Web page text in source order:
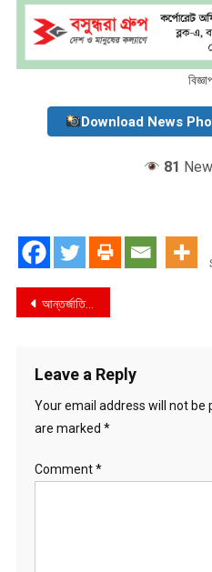
Download News
81
Post
আন্তর্জাতিক বানিজ্য মেলায় ভোক্তা অধিদপ্তরের মনিটরিং
Leave a Reply
Your email address will not be
are marked *
Comment*